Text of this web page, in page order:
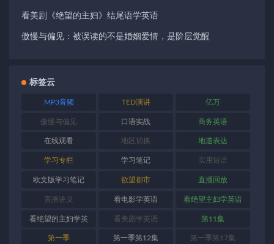
看美剧《绝望的主妇》结尾语学英语
傲慢与偏见：被误读的不是婚姻爱情，是阶层觉醒
标签云
MP3音频 TED演讲 亿万
傲慢与偏见 口语实战 商务英语
在线观看 地区切换 地道表达
学习专栏 学习笔记 实用短语
欧文版学习笔记 欲望都市 直播回放
直播讲义 看电影学英语 看绝望主妇学英语
看绝望的主妇学英
语
看美剧学英语 第11集
第一季 第一季第12集 第一季第17集